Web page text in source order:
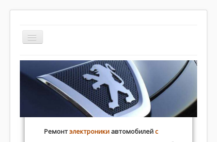
TPL_WHITEANDRED_TOGGLE_MENU
autoelectric.by
Контакты
Программирование
Плохой ремонт
Ремонтэлектроники автомобилейс